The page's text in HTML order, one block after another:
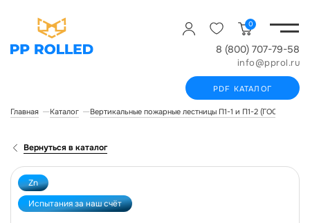
0
8 (800) 707-79-58
info@pprol.ru
PDF КАТАЛОГ
Главная Каталог Вертикальные пожарные лестницы П1-1 и П1-2 (ГОСТ Р
Вернуться в каталог
Zn
Испытания за наш счёт